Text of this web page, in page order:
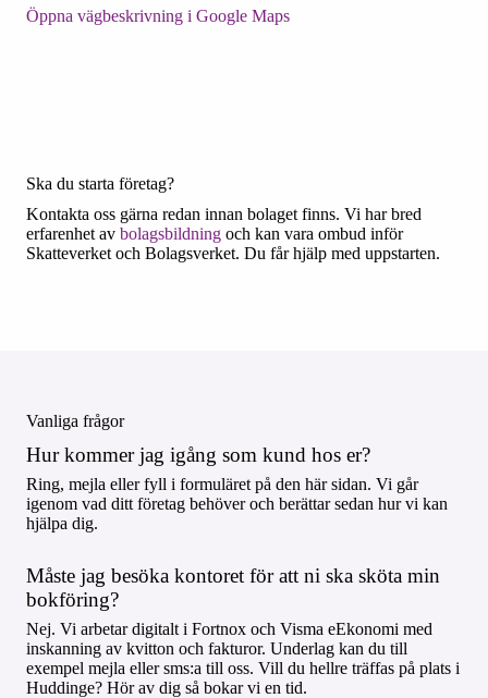
Öppna vägbeskrivning i Google Maps
Ska du starta företag?
Kontakta oss gärna redan innan bolaget finns. Vi har bred
erfarenhet av bolagsbildning och kan vara ombud inför
Skatteverket och Bolagsverket. Du får hjälp med uppstarten.
Vanliga frågor
Hur kommer jag igång som kund hos er?
Ring, mejla eller fyll i formuläret på den här sidan. Vi går
igenom vad ditt företag behöver och berättar sedan hur vi kan
hjälpa dig.
Måste jag besöka kontoret för att ni ska sköta min
bokföring?
Nej. Vi arbetar digitalt i Fortnox och Visma eEkonomi med
inskanning av kvitton och fakturor. Underlag kan du till
exempel mejla eller sms:a till oss. Vill du hellre träffas på plats i
Huddinge? Hör av dig så bokar vi en tid.